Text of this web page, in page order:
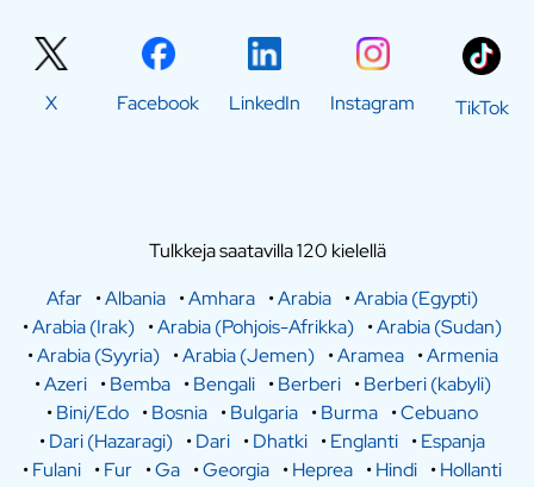
X Facebook LinkedIn Instagram TikTok
Tulkkeja saatavilla 120 kielellä
Afar •Albania •Amhara •Arabia •Arabia (Egypti)
•Arabia (Irak) •Arabia (Pohjois-Afrikka) •Arabia (Sudan)
•Arabia (Syyria) •Arabia (Jemen) •Aramea •Armenia
•Azeri •Bemba •Bengali •Berberi •Berberi (kabyli)
•Bini/Edo •Bosnia •Bulgaria •Burma •Cebuano
•Dari (Hazaragi) •Dari •Dhatki •Englanti •Espanja
•Fulani •Fur •Ga •Georgia •Heprea •Hindi •Hollanti